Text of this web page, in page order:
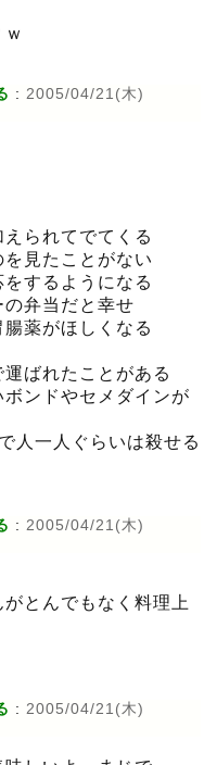
: 2005/04/21(木)
られてでてくる
見たことがない
するようになる
弁当だと幸せ
薬がほしくなる
ばれたことがある
ンドやセメダインが
人一人ぐらいは殺せる
: 2005/04/21(木)
とんでもなく料理上
: 2005/04/21(木)